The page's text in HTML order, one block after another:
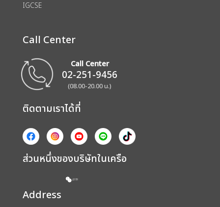
IGCSE
Call Center
Call Center
02-251-9456
(08.00-20.00 น.)
ติดตามเราได้ที่
ส่วนหนึ่งของบริษัทในเครือ
Address